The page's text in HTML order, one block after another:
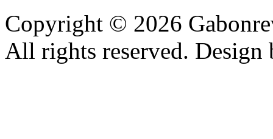
Copyright © 2026
All rights reserved.